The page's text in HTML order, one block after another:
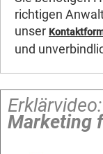
richtigen
unser
und
Erklärvideo:
Marketing